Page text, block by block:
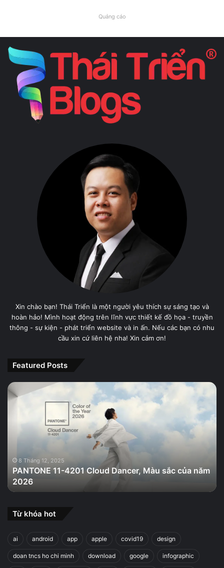
Quảng cáo
Xin chào bạn! Thái Triển là một người yêu thích sự sáng tạo và
hoàn hảo! Mình hoạt động trên lĩnh vực thiết kế đồ họa - truyền
thông - sự kiện - phát triển website và in ấn. Nếu các bạn có nhu
cầu xin cứ liên hệ nha! Xin cảm ơn!
Featured Posts
PANTONE
11-
Màu
của
năm
2026
8 Tháng 12, 2025
PANTONE 11-4201 Cloud Dancer, Màu sắc của năm
2026
Từ khóa hot
ai android app apple covid19 design
doan tncs ho chi minh download google infographic